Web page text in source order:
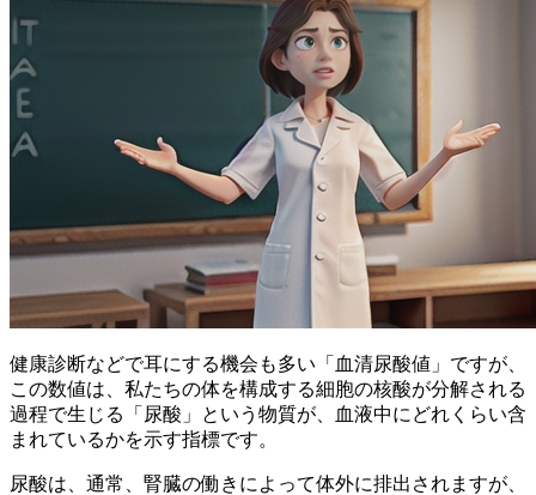
健康診断などで耳にする機会も多い「血清尿酸値」ですが、
この数値は、私たちの体を構成する細胞の核酸が分解される
過程で生じる「尿酸」という物質が、血液中にどれくらい含
まれているかを示す指標です。
尿酸は、通常、腎臓の働きによって体外に排出されますが、